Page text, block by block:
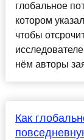
глобальное
котором
чтобы
нём авторы
Как